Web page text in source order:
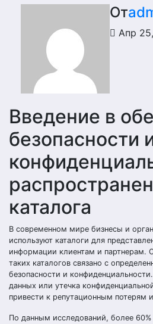
От
Апр
Введение в
безопасности
каталога
В современном мире бизнесы и
используют каталоги для
информации клиентам и партнерам.
таких каталогов связано с
безопасности и
данных или утечка
привести к репутационным потерям
По данным исследований, более